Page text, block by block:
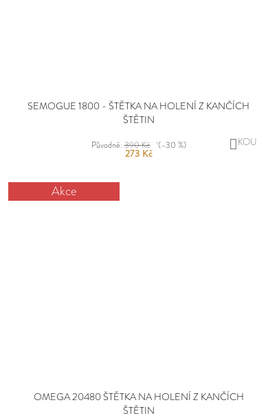
SEMOGUE 1800 - ŠTĚTKA NA HOLENÍ Z KANČÍCH
ŠTĚTIN
Původně:390 Kč (–30 %)
273 Kč
DO
Akce
OMEGA 20480 ŠTĚTKA NA HOLENÍ Z KANČÍCH
ŠTĚTIN